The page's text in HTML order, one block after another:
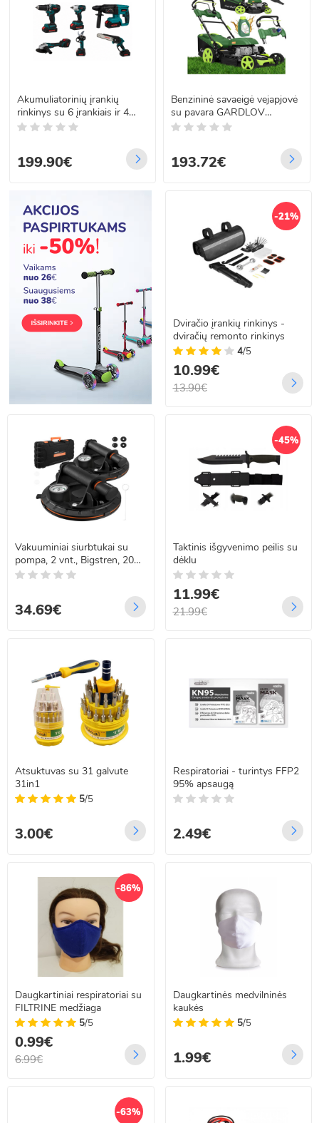
Akumuliatorinių įrankių
rinkinys su 6 įrankiais ir 4
akumuliatoriais, 36V, BOXER
199.90€
Benzininė savaeigė vejapjovė
su pavara GARDLOV
DriveXPro, 4w1, 196 cm³, 51
193.72€
-21%
Dviračio įrankių rinkinys -
dviračių remonto rinkinys
4/5
10.99€
13.90€
Vakuuminiai siurbtukai su
pompa, 2 vnt., Bigstren, 200
kg, 200 mm
34.69€
-45%
Taktinis išgyvenimo peilis su
dėklu
11.99€
21.99€
Atsuktuvas su 31 galvute
31in1
5/5
3.00€
Respiratoriai - turintys FFP2
95% apsaugą
2.49€
-86%
Daugkartiniai respiratoriai su
FILTRINE medžiaga
5/5
0.99€
6.99€
Daugkartinės medvilninės
kaukės
5/5
1.99€
-63%